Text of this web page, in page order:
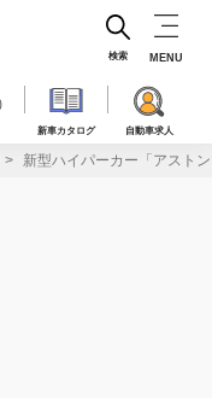
新車カタログ 自動車求人
検索 MENU
新型ハイパーカー「アスト